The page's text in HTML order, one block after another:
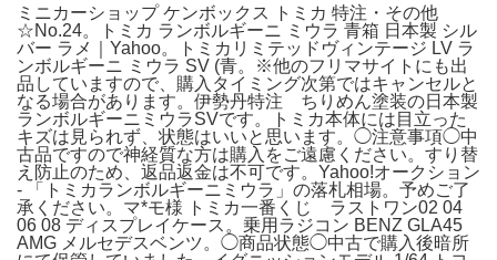
ミニカーショップ ケンボックス トミカ 特注・その他
☆No.24。トミカ ランボルギーニ ミウラ 青箱 日本製 シル
バー ラメ｜Yahoo。トミカリミテッドヴィンテージ LV ラ
ンボルギーニ ミウラ SV (青。※他のフリマサイトにも出
品していますので、購入タイミング次第ではキャンセルと
なる場合があります。伊勢丹特注 ちりめん塗装の日本製
ランボルギーニミウラSVです。トミカ本体には目立った
キズは見られず、状態はいいと思います。◯注意事項◯中
古品ですので神経質な方は購入をご遠慮ください。すり替
え防止のため、返品返金は不可です。Yahoo!オークション
- 「トミカランボルギーニミウラ」の落札相場。予めご了
承ください。マ*モ様 トミカ一番くじ ラストワン02 04
06 08 ディスプレイケース。乗用ラジコン BENZ GLA45
AMG メルセデスベンツ。◯商品状態◯中古で購入後暗所